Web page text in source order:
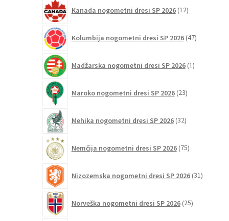
Kanada nogometni dresi SP 2026 12izdelkov
Kolumbija nogometni dresi SP 2026 47izdelkov
Madžarska nogometni dresi SP 2026 1izdelek
Maroko nogometni dresi SP 2026 23izdelkov
Mehika nogometni dresi SP 2026 32izdelkov
Nemčija nogometni dresi SP 2026 75izdelkov
Nizozemska nogometni dresi SP 2026 31izdelkov
Norveška nogometni dresi SP 2026 25izdelkov